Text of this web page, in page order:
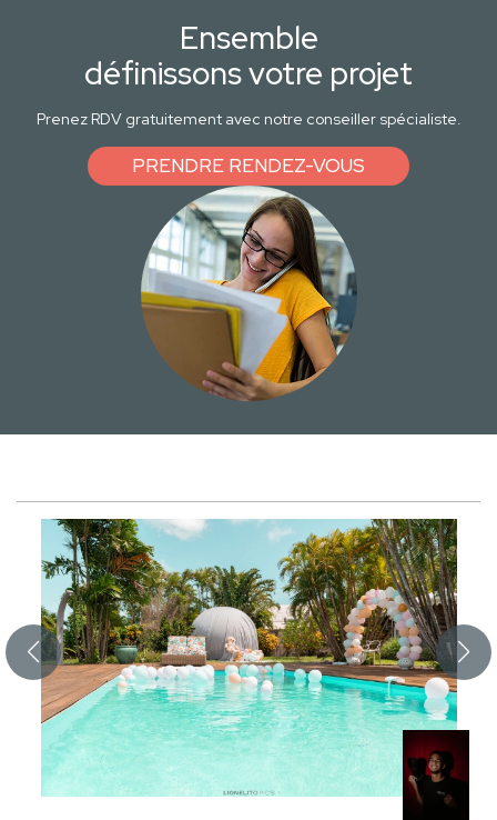
Ensemble
définissons votre projet
Prenez RDV gratuitement avec notre conseiller spécialiste.
PRENDRE RENDEZ-VOUS